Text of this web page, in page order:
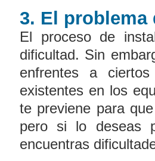
3. El problema
El proceso de
dificultad. Sin
enfrentes a
existentes en los
te previene para
pero si lo deseas
encuentras